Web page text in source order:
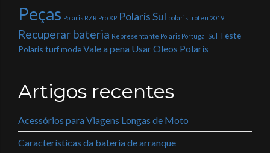
Peças Polaris RZR Pro XP Polaris Sul polaris trofeu 2019
Recuperar bateria Representante Polaris Portugal Sul Teste
Polaris turf modeVale a pena Usar Oleos Polaris
Artigos recentes
Acessórios para Viagens Longas de Moto
Características da bateria de arranque